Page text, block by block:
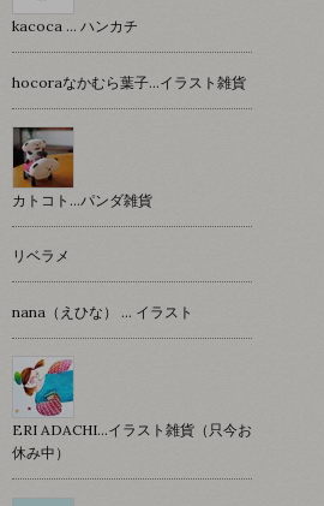
kacoca ... ハンカチ
hocoraなかむら葉子…イラスト雑貨
カトコト…パンダ雑貨
リベラメ
nana（えひな） … イラスト
ERI ADACHI...イラスト雑貨（只今お
休み中）